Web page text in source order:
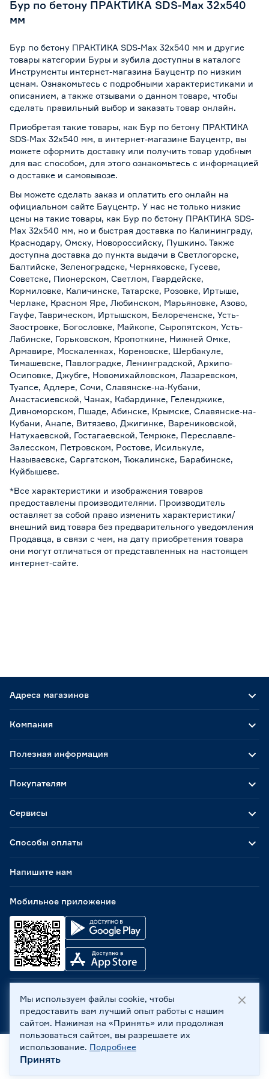
Бур по бетону ПРАКТИКА SDS-Max 32х540
мм
Бур по бетону ПРАКТИКА SDS-Max 32х540 мм и другие
товары категории Буры и зубила доступны в каталоге
Инструменты интернет-магазина Бауцентр по низким
ценам. Ознакомьтесь с подробными характеристиками и
описанием, а также отзывами о данном товаре, чтобы
сделать правильный выбор и заказать товар онлайн.
Приобретая такие товары, как Бур по бетону ПРАКТИКА
SDS-Max 32х540 мм, в интернет-магазине Бауцентр, вы
можете оформить доставку или получить товар удобным
для вас способом, для этого ознакомьтесь с информацией
о доставке и самовывозе.
Вы можете сделать заказ и оплатить его онлайн на
официальном сайте Бауцентр. У нас не только низкие
цены на такие товары, как Бур по бетону ПРАКТИКА SDS-
Max 32х540 мм, но и быстрая доставка по Калининграду,
Краснодару, Омску, Новороссийску, Пушкино. Также
доступна доставка до пункта выдачи в Светлогорске,
Балтийске, Зеленоградске, Черняховске, Гусеве,
Советске, Пионерском, Светлом, Гвардейске,
Кормиловке, Каличинске, Татарске, Розовке, Иртыше,
Черлаке, Красном Яре, Любинском, Марьяновке, Азово,
Гауфе, Таврическом, Иртышском, Белореченске, Усть-
Заостровке, Богословке, Майкопе, Сыропятском, Усть-
Лабинске, Горьковском, Кропоткине, Нижней Омке,
Армавире, Москаленках, Кореновске, Шербакуле,
Тимашевске, Павлоградке, Ленинградской, Архипо-
Осиповке, Джубге, Новомихайловском, Лазаревском,
Туапсе, Адлере, Сочи, Славянске-на-Кубани,
Анастасиевской, Чанах, Кабардинке, Геленджике,
Дивноморском, Пшаде, Абинске, Крымске, Славянске-на-
Кубани, Анапе, Витязево, Джигинке, Варениковской,
Натухаевской, Гостагаевской, Темрюке, Переславле-
Залесском, Петровском, Ростове, Исилькуле,
Называевске, Саргатском, Тюкалинске, Барабинске,
Куйбышеве.
*Все характеристики и изображения товаров
предоставлены производителями. Производитель
оставляет за собой право изменить характеристики/
внешний вид товара без предварительного уведомления
Продавца, в связи с чем, на дату приобретения товара
они могут отличаться от представленных на настоящем
интернет-сайте.
Адреса магазинов
Способы оплаты
Мобильное приложение
Компания
Полезная информация
Покупателям
Сервисы
Напишите нам
ООО «Бауцентр Рус» 2004 -2026, 236029, г. Калининград,
ул. А.Невского, 205. ИНН 7702596813, КПП 390601001 ©
Все права защищены
Политика обработки персональных данных
Правовая информация
Охрана труда
Главная
Мы используем файлы cookie, чтобы
предоставить вам лучший опыт работы с нашим
сайтом. Нажимая на «Принять» или продолжая
пользоваться сайтом, вы разрешаете их
использование. Подробнее
Принять